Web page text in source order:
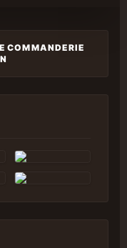
COMMANDERIE